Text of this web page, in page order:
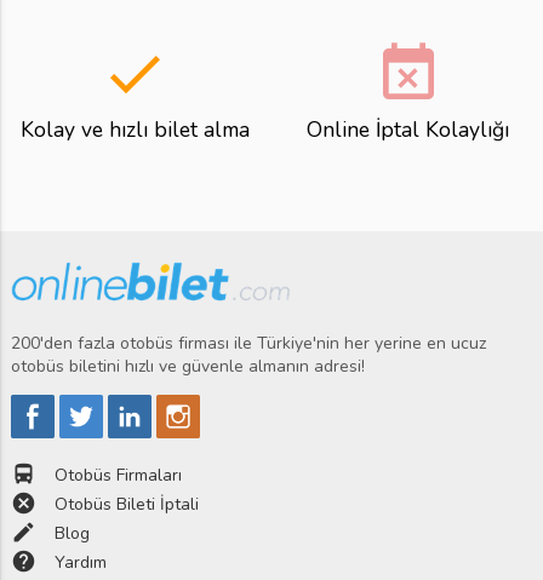
done
Kolay ve hızlı bilet alma
event_busy
Online İptal Kolaylığı
200'den fazla otobüs firması ile Türkiye'nin her yerine en ucuz
otobüs biletini hızlı ve güvenle almanın adresi!
directions_bus Otobüs Firmaları
cancel Otobüs Bileti İptali
edit Blog
help Yardım